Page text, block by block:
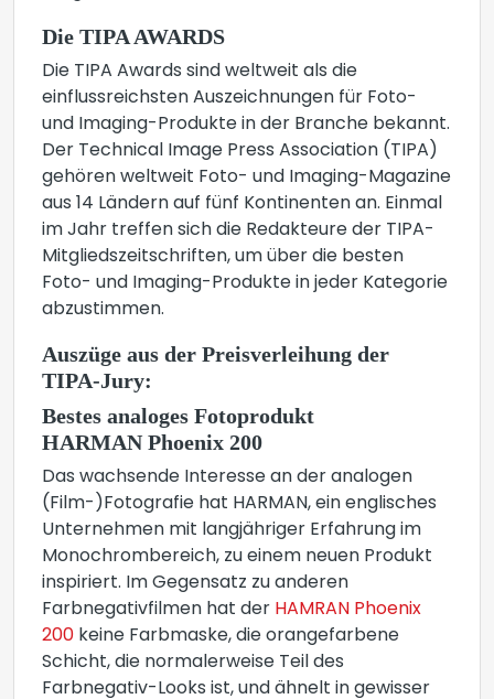
Die TIPA AWARDS
Die TIPA Awards sind weltweit als die
einflussreichsten Auszeichnungen für Foto-
und Imaging-Produkte in der Branche bekannt.
Der Technical Image Press Association (TIPA)
gehören weltweit Foto- und Imaging-Magazine
aus 14 Ländern auf fünf Kontinenten an. Einmal
im Jahr treffen sich die Redakteure der TIPA-
Mitgliedszeitschriften, um über die besten
Foto- und Imaging-Produkte in jeder Kategorie
abzustimmen.
Auszüge aus der Preisverleihung der
TIPA-Jury:
Bestes analoges Fotoprodukt
HARMAN Phoenix 200
Das wachsende Interesse an der analogen
(Film-)Fotografie hat HARMAN, ein englisches
Unternehmen mit langjähriger Erfahrung im
Monochrombereich, zu einem neuen Produkt
inspiriert. Im Gegensatz zu anderen
Farbnegativfilmen hat der HAMRAN Phoenix
200 keine Farbmaske, die orangefarbene
Schicht, die normalerweise Teil des
Farbnegativ-Looks ist, und ähnelt in gewisser